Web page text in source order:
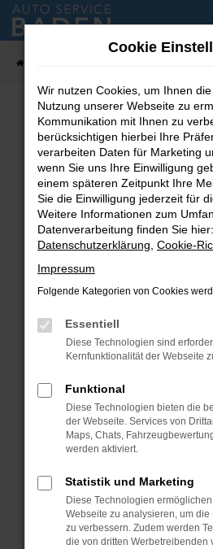
Zum
Hauptinhalt
Fehler: Network
Beim Laden ist ein Fehler
Hier sind ein paar Tipps, die
Überprüfe deine Firewall
Internetverbindung.
Laden andere Webseiten,
Suchmaschine?
Prüfe deine
können das Laden
verhindern. Funktioniert die
Fenster?
Starte dein Gerät neu.
Das kann manchmal
Probleme zu beheben.
Betriebssystem auf dem
sind.
Veraltete Software birgt
Sicherheitsrisiko, sondern
Cookie
Wir nutzen Cookies, um Ihnen
Nutzung unserer Webseite zu
Kommunikation mit Ihnen zu
berücksichtigen hierbei Ihre
verarbeiten Daten für Marketing
wenn Sie uns Ihre Einwilligung
einem späteren Zeitpunkt Ihre
Sie die Einwilligung jederzeit für
Weitere Informationen zum
Datenverarbeitung finden Sie hier:
Datenschutzerklärung Cookie-
Impressum
Folgende Kategorien von Cookies
Essentiell
Diese Technologien sind
Kernfunktionalität der Webseite
Funktional
Diese Technologien bieten die
der Webseite. Services von
Maps, Chats,
werden aktiviert.
Statistik und Marketing
Diese Technologien
Webseite zu analysieren, um die
zu verbessern. Zudem werden
die von dritten Werbetreibenden